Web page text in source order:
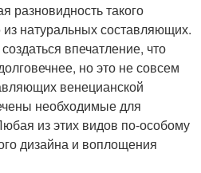
разновидность такого
натуральных составляющих.
впечатление, что
но это не совсем
венецианской
необходимые для
из этих видов по-особому
дизайна и воплощения